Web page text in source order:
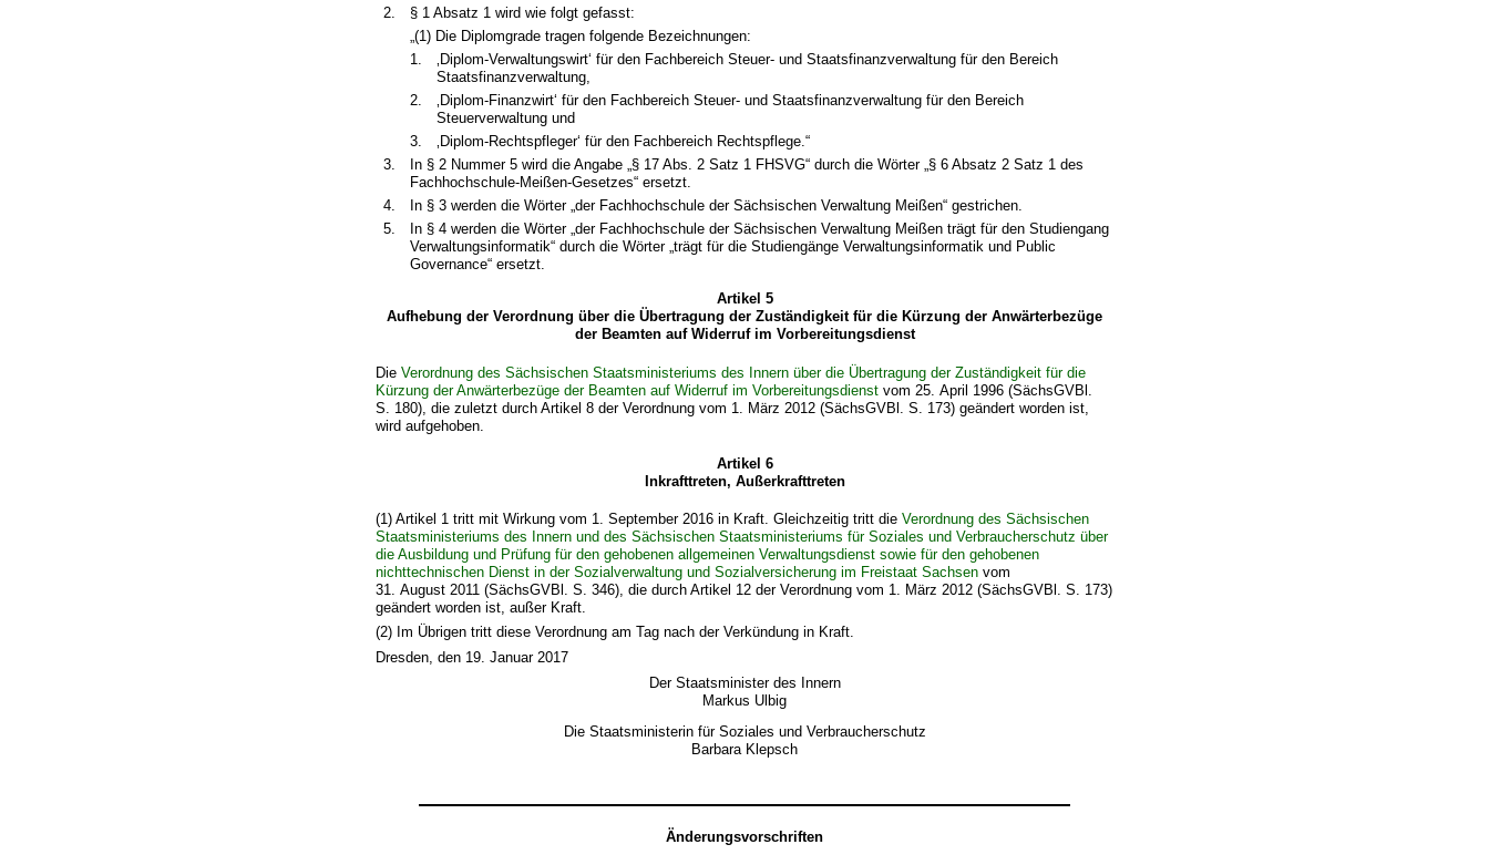
2.
§ 1 Absatz 1 wird wie folgt gefasst:
„(1) Die Diplomgrade tragen folgende Bezeichnungen:
1.
‚Diplom-Verwaltungswirt‘ für den Fachbereich Steuer- und Staatsfinanzverwaltung für den Bereich
Staatsfinanzverwaltung,
2.
‚Diplom-Finanzwirt‘ für den Fachbereich Steuer- und Staatsfinanzverwaltung für den Bereich
Steuerverwaltung und
3.
‚Diplom-Rechtspfleger‘ für den Fachbereich Rechtspflege.“
3.
In § 2 Nummer 5 wird die Angabe „§ 17 Abs. 2 Satz 1 FHSVG“ durch die Wörter „§ 6 Absatz 2 Satz 1 des
Fachhochschule-Meißen-Gesetzes“ ersetzt.
4.
In § 3 werden die Wörter „der Fachhochschule der Sächsischen Verwaltung Meißen“ gestrichen.
5.
In § 4 werden die Wörter „der Fachhochschule der Sächsischen Verwaltung Meißen trägt für den Studiengang
Verwaltungsinformatik“ durch die Wörter „trägt für die Studiengänge Verwaltungsinformatik und Public
Governance“ ersetzt.
Artikel 5
Aufhebung der Verordnung über die Übertragung der Zuständigkeit für die Kürzung der Anwärterbezüge
der Beamten auf Widerruf im Vorbereitungsdienst
DieVerordnung des Sächsischen Staatsministeriums des Innern über die Übertragung der Zuständigkeit für die
Kürzung der Anwärterbezüge der Beamten auf Widerruf im Vorbereitungsdienst vom 25. April 1996 (SächsGVBl.
S. 180), die zuletzt durch Artikel 8 der Verordnung vom 1. März 2012 (SächsGVBl. S. 173) geändert worden ist,
wird aufgehoben.
Artikel 6
Inkrafttreten, Außerkrafttreten
(1) Artikel 1 tritt mit Wirkung vom 1. September 2016 in Kraft. Gleichzeitig tritt dieVerordnung des Sächsischen
Staatsministeriums des Innern und des Sächsischen Staatsministeriums für Soziales und Verbraucherschutz über
die Ausbildung und Prüfung für den gehobenen allgemeinen Verwaltungsdienst sowie für den gehobenen
nichttechnischen Dienst in der Sozialverwaltung und Sozialversicherung im Freistaat Sachsen vom
31. August 2011 (SächsGVBl. S. 346), die durch Artikel 12 der Verordnung vom 1. März 2012 (SächsGVBl. S. 173)
geändert worden ist, außer Kraft.
(2) Im Übrigen tritt diese Verordnung am Tag nach der Verkündung in Kraft.
Dresden, den 19. Januar 2017
Der Staatsminister des Innern
Markus Ulbig
Die Staatsministerin für Soziales und Verbraucherschutz
Barbara Klepsch
Änderungsvorschriften